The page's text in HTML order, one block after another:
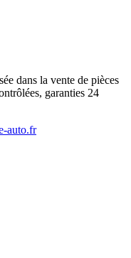
dans la vente de pièces
garanties 24
auto.fr